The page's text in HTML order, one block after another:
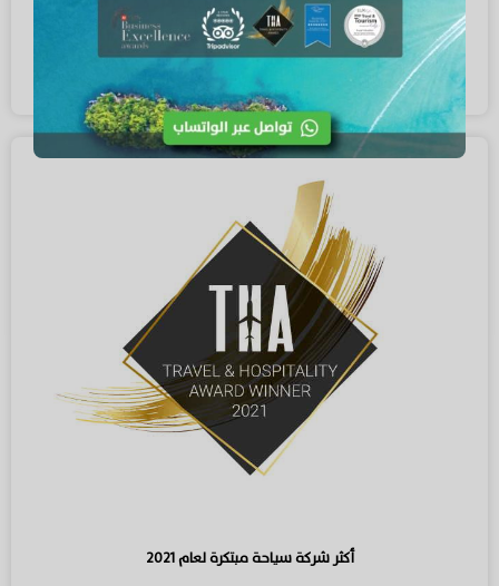
شركة رويال فكشن صنفت كأفضل شركة سياحية ومنظمة رحلات في
تايلاند لعام 2021 طبقاً لتقييم شركة لوكس لايف
أكثر شركة سياحة مبتكرة لعام ٢٠٢١